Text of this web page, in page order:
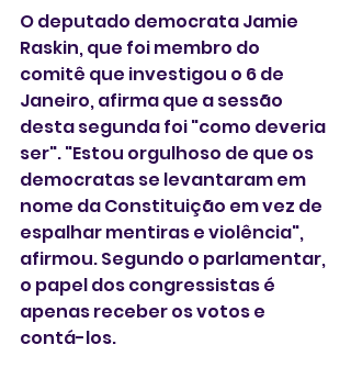
O deputado democrata Jamie
Raskin, que foi membro do
comitê que investigou o 6 de
Janeiro, afirma que a sessão
desta segunda foi "como deveria
ser". "Estou orgulhoso de que os
democratas se levantaram em
nome da Constituição em vez de
espalhar mentiras e violência",
afirmou. Segundo o parlamentar,
o papel dos congressistas é
apenas receber os votos e
contá-los.